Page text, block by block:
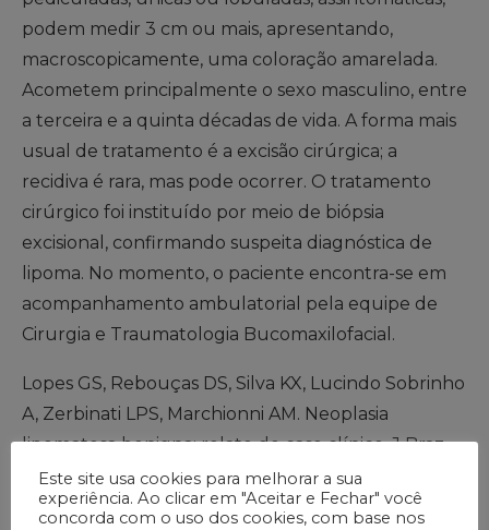
podem medir 3 cm ou mais, apresentando,
macroscopicamente, uma coloração amarelada.
Acometem principalmente o sexo masculino, entre
a terceira e a quinta décadas de vida. A forma mais
usual de tratamento é a excisão cirúrgica; a
recidiva é rara, mas pode ocorrer. O tratamento
cirúrgico foi instituído por meio de biópsia
excisional, confirmando suspeita diagnóstica de
lipoma. No momento, o paciente encontra-se em
acompanhamento ambulatorial pela equipe de
Cirurgia e Traumatologia Bucomaxilofacial.
Lopes GS, Rebouças DS, Silva KX, Lucindo Sobrinho
A, Zerbinati LPS, Marchionni AM. Neoplasia
lipomatosa benigna: relato de caso clínico. J Braz
Coll Oral Maxillofac Surg. 2017 set- -dez;3(3):67-71.
DOI: https://doi.org/10.14436/2358-2782.3.3.067-
Este site usa cookies para melhorar a sua
experiência. Ao clicar em "Aceitar e Fechar" você
concorda com o uso dos cookies, com base nos